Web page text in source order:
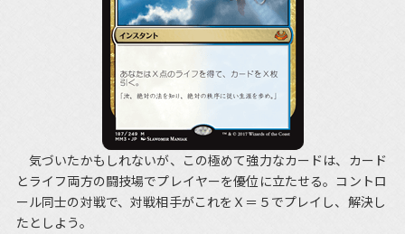
気づいたかもしれないが、この極めて強力なカードは、カード
とライフ両方の闘技場でプレイヤーを優位に立たせる。コントロ
ール同士の対戦で、対戦相手がこれをＸ＝５でプレイし、解決し
たとしよう。